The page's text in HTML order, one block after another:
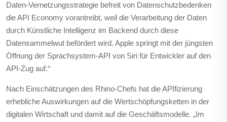
Daten-Vernetzungsstrategie befreit von Datenschutzbedenken
die API Economy vorantreibt, weil die Verarbeitung der Daten
durch Künstliche Intelligenz im Backend durch diese
Datensammelwut befördert wird. Apple springt mit der jüngsten
Öffnung der Sprachsystem-API von Siri für Entwickler auf den
API-Zug auf.“
Nach Einschätzungen des Rhino-Chefs hat die APIfizierung
erhebliche Auswirkungen auf die Wertschöpfungsketten in der
digitalen Wirtschaft und damit auf die Geschäftsmodelle. „Im